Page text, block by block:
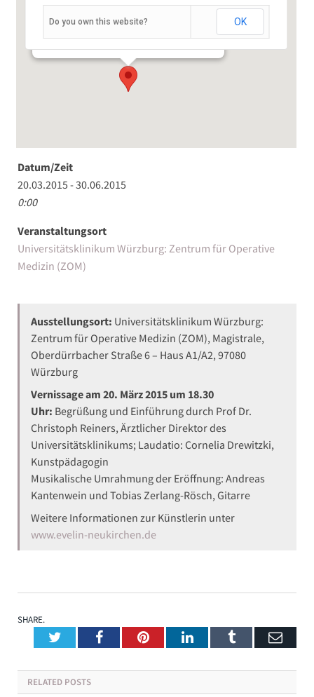
Oberdürrbacher Straße 6 – Haus A1/A2 -
Würzburg
Veranstaltungen
Do you own this website? OK
Datum/Zeit
20.03.2015 - 30.06.2015
0:00
Veranstaltungsort
Universitätsklinikum Würzburg: Zentrum für Operative
Medizin (ZOM)
Ausstellungsort: Universitätsklinikum Würzburg:
Zentrum für Operative Medizin (ZOM), Magistrale,
Oberdürrbacher Straße 6 – Haus A1/A2, 97080
Würzburg
Vernissage am 20. März 2015 um 18.30
Uhr: Begrüßung und Einführung durch Prof Dr.
Christoph Reiners, Ärztlicher Direktor des
Universitätsklinikums; Laudatio: Cornelia Drewitzki,
Kunstpädagogin
Musikalische Umrahmung der Eröffnung: Andreas
Kantenwein und Tobias Zerlang-Rösch, Gitarre
Weitere Informationen zur Künstlerin unter
www.evelin-neukirchen.de
SHARE.
TwitterFacebookPinterestLinkedInTumblr
RELATED POSTS